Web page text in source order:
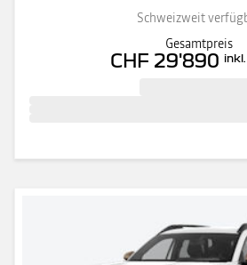
Schweizweit
Gesamtpreis
CHF 29'890